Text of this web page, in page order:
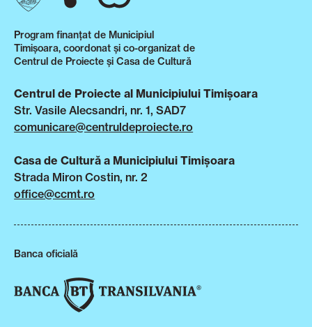
Program finanțat de Municipiul
Timișoara, coordonat și co-organizat de
Centrul de Proiecte și Casa de Cultură
Centrul de Proiecte al Municipiului Timișoara
Str. Vasile Alecsandri, nr. 1, SAD7
comunicare@centruldeproiecte.ro
Casa de Cultură a Municipiului Timișoara
Strada Miron Costin, nr. 2
office@ccmt.ro
Banca oficială